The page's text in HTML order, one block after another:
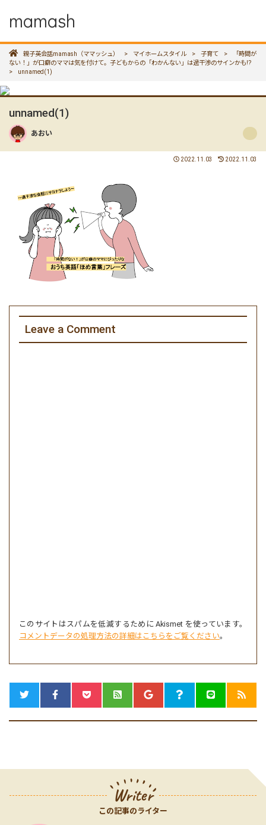
mamash
親子英会話mamash（ママッシュ） > マイホームスタイル > 子育て >
「時間が
ない！」が口癖のママは気を付けて。子どもからの「わかんない」は過干渉のサインかも!?
>
unnamed(1)
unnamed(1)
あおい
2022.11.03 2022.11.03
Leave a Comment
このサイトはスパムを低減するために Akismet を使っています。
コメントデータの処理方法の詳細はこちらをご覧ください。
Writer
この記事のライター